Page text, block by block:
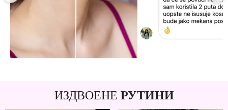
ИЗДВОЕНЕ РУТИНИ